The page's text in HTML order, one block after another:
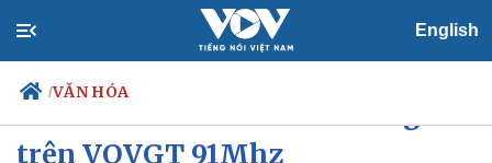
English
/VĂN HÓA
trên VOVGT 91Mhz